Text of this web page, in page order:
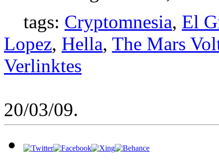
tags: Cryptomnesia, El
Lopez, Hella, The Mars
Verlinktes
20/03/09.